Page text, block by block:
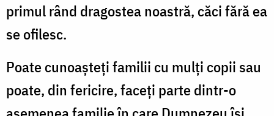
primul rând dragostea noastră, căci fără ea
se ofilesc.
Poate cunoașteți familii cu mulți copii sau
poate, din fericire, faceți parte dintr-o